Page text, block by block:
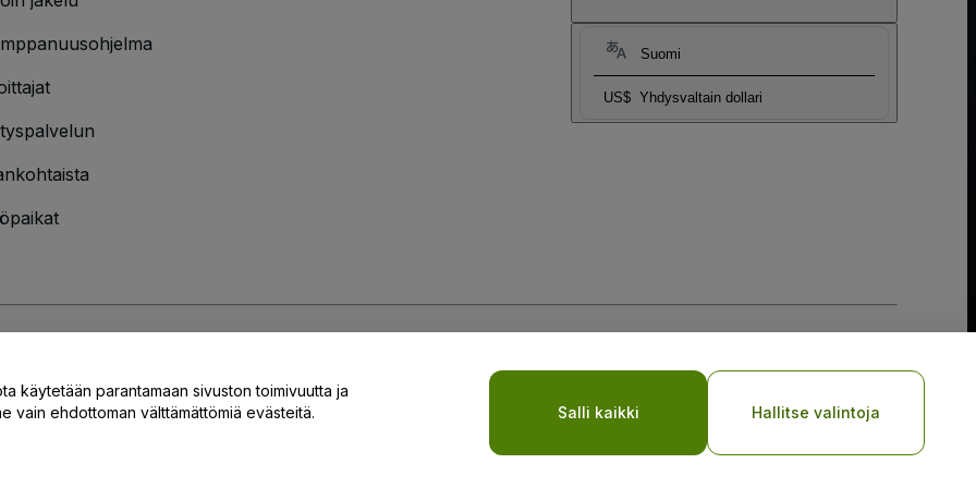
Suomi
US$ Yhdysvaltain dollari
käytetään parantamaan sivuston toimivuutta ja
vain ehdottoman välttämättömiä evästeitä.
Salli kaikki Hallitse valintoja